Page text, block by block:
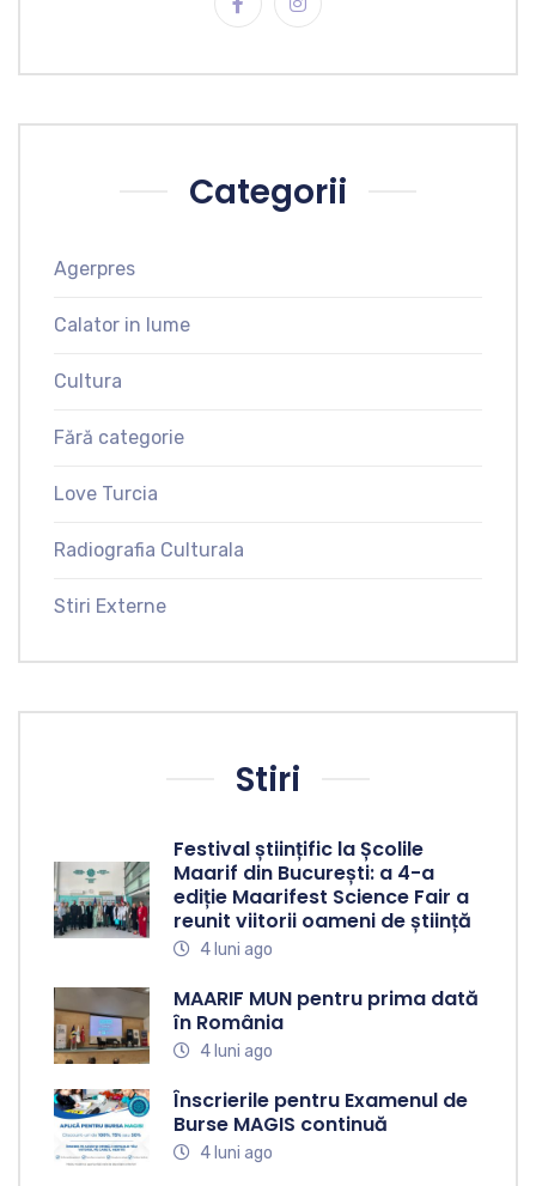
Categorii
Agerpres
Calator in lume
Cultura
Fără categorie
Love Turcia
Radiografia Culturala
Stiri Externe
Stiri
Festival științific la Școlile
Maarif din București: a 4-a
ediție Maarifest Science Fair a
reunit viitorii oameni de știință
4 luni ago
MAARIF MUN pentru prima dată
în România
4 luni ago
Înscrierile pentru Examenul de
Burse MAGIS continuă
4 luni ago